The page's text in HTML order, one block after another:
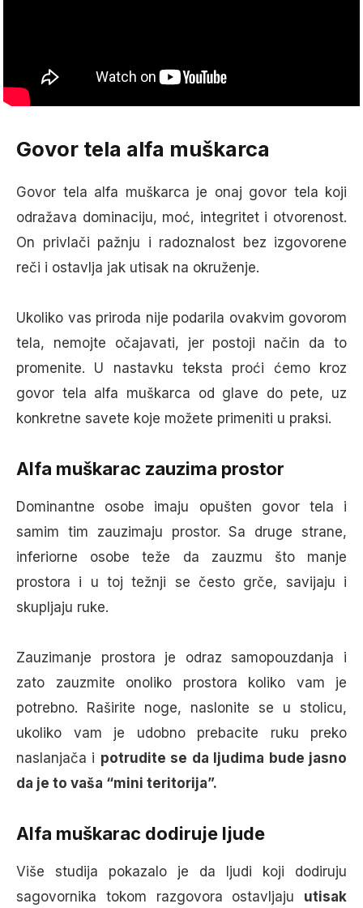
Govor tela alfa muškarca
Govor tela alfa muškarca je onaj govor tela koji
odražava dominaciju, moć, integritet i otvorenost.
On privlači pažnju i radoznalost bez izgovorene
reči i ostavlja jak utisak na okruženje.
Ukoliko vas priroda nije podarila ovakvim govorom
tela, nemojte očajavati, jer postoji način da to
promenite. U nastavku teksta proći ćemo kroz
govor tela alfa muškarca od glave do pete, uz
konkretne savete koje možete primeniti u praksi.
Alfa muškarac zauzima prostor
Dominantne osobe imaju opušten govor tela i
samim tim zauzimaju prostor. Sa druge strane,
inferiorne osobe teže da zauzmu što manje
prostora i u toj težnji se često grče, savijaju i
skupljaju ruke.
Zauzimanje prostora je odraz samopouzdanja i
zato zauzmite onoliko prostora koliko vam je
potrebno. Raširite noge, naslonite se u stolicu,
ukoliko vam je udobno prebacite ruku preko
naslanjača i potrudite se da ljudima bude jasno
da je to vaša “mini teritorija”.
Alfa muškarac dodiruje ljude
Više studija pokazalo je da ljudi koji dodiruju
sagovornika tokom razgovora ostavljaju utisak